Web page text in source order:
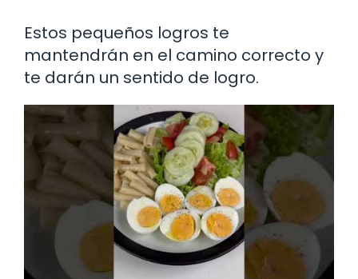
Estos pequeños logros te
mantendrán en el camino correcto y
te darán un sentido de logro.